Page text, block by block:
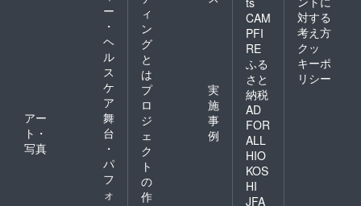
ー
・
ヘ
ル
ス
ケ
ア
アー
ト・
写真
舞
台
・
パ
フ
ォ
ィ
ン
グ
と
は
プ
ロ
ジ
ェ
ク
ト
の
作
実
施
事
例
CAM
PFI
RE
ふる
さと
納税
AD
FOR
ALL
HIO
KOS
HI
JFA
対する
考え方
クッ
キーポ
リシー